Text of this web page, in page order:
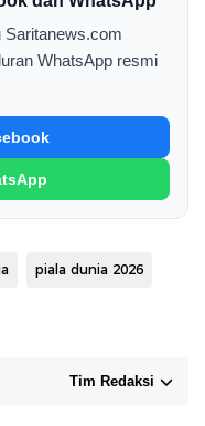
Saritanews.com
WhatsApp resmi
piala dunia 2026
Tim Redaksi